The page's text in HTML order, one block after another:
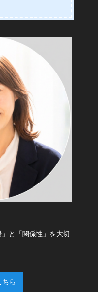
と「関係性」を大切
ら